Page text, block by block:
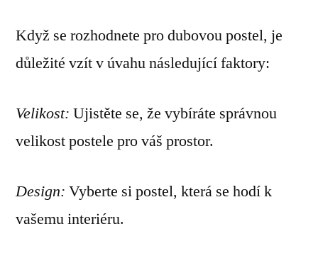
Když se rozhodnete pro dubovou postel, je
důležité vzít v úvahu následující faktory:
Velikost: Ujistěte se, že vybíráte správnou
velikost postele pro váš prostor.
Design: Vyberte si postel, která se hodí k
vašemu interiéru.